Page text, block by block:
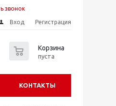
звонок
Вход Регистрация
Корзина
пуста
КОНТАКТЫ